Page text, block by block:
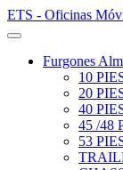
ETS - Oficinas
Furgones
10
20
40
45 /48
53